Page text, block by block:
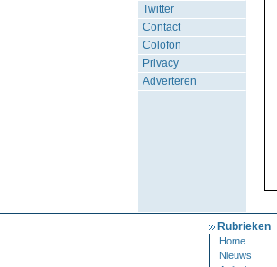
Twitter
Contact
Colofon
Privacy
Adverteren
Rubrieken
Home
Nieuws